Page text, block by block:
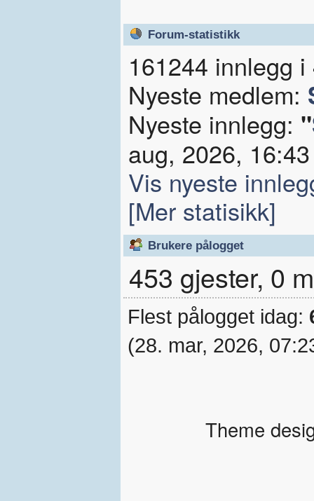
Forum-statistikk
161244 innlegg
Nyeste medlem:
Nyeste innlegg: "
aug, 2026,
Vis nyeste
[Mer statisikk]
Brukere pålogget
453 gjester, 0
Flest pålogget idag:
(28. mar, 2026,
Theme